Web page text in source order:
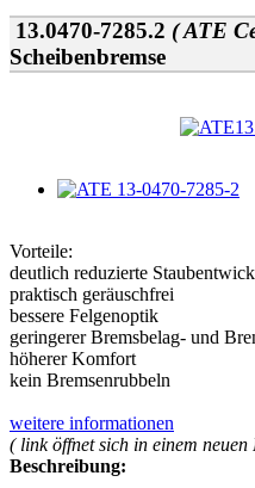
13.0470-7285.2 ( ATE
Scheibenbremse
Vorteile:
deutlich reduzierte
praktisch geräuschfrei
bessere Felgenoptik
geringerer Bremsbelag- und
höherer Komfort
kein Bremsenrubbeln
weitere informationen
( link öffnet sich in einem neuen
Beschreibung: